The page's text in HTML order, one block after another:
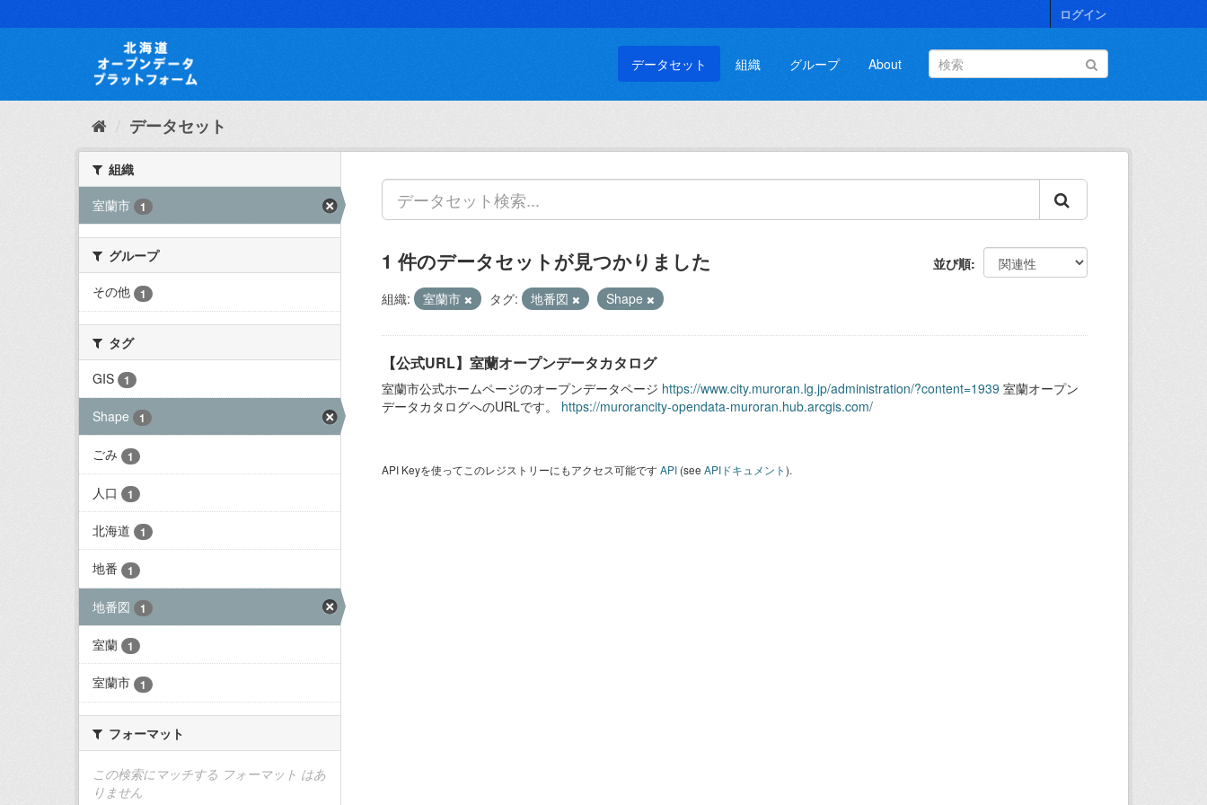
キ
て
ログイン
データセット 組織 グループ About
データセット
組織
室蘭市
1
グループ
その他
1
タグ
GIS
1
Shape 1
ごみ 1
人口 1
北海道 1
地番 1
地番図 1
室蘭 1
室蘭市 1
フォーマット
この検索にマッチする フォーマット はあ
りません
並び順
1 件のデータセットが見つかりました
組織: 室蘭市 タグ: 地番図 Shape
【公式URL】室蘭オープンデータカタログ
室蘭市公式ホームページのオープンデータページ https://www.city.muroran.lg.jp/administration/?content=1939 室蘭オープン
データカタログへのURLです。 https://murorancity-opendata-muroran.hub.arcgis.com/
API Keyを使ってこのレジストリーにもアクセス可能ですAPI (see APIドキュメント).